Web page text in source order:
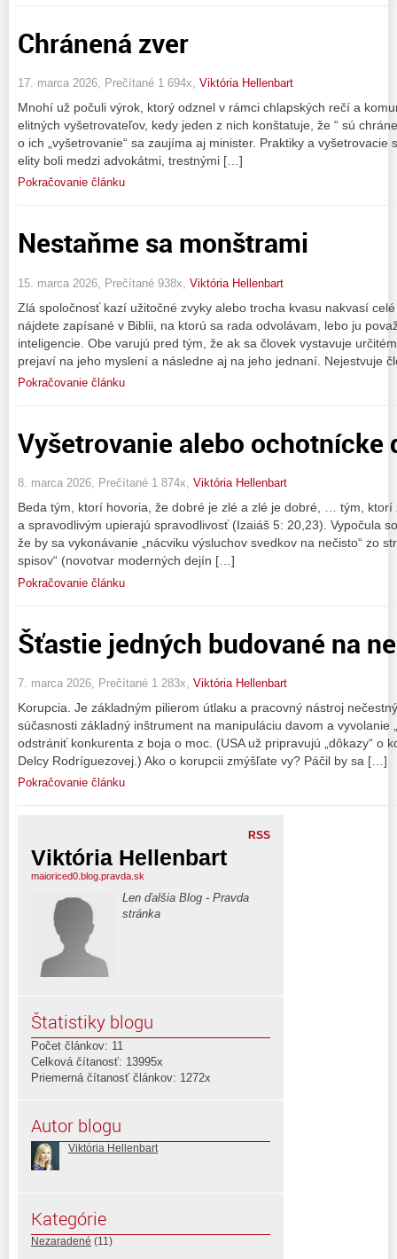
Chránená zver
17. marca 2026, Prečítané 1 694x, Viktória Hellenbart
Mnohí už počuli výrok, ktorý odznel v rámci chlapských rečí a
elitných vyšetrovateľov, kedy jeden z nich konštatuje, že “ sú
o ich „vyšetrovanie“ sa zaujíma aj minister. Praktiky a vyšetrovacie
elity boli medzi advokátmi, trestnými […]
Pokračovanie článku
Nestaňme sa monštrami
15. marca 2026, Prečítané 938x, Viktória Hellenbart
Zlá spoločnosť kazí užitočné zvyky alebo trocha kvasu nakvasí
nájdete zapísané v Biblii, na ktorú sa rada odvolávam, lebo ju
inteligencie. Obe varujú pred tým, že ak sa človek vystavuje
prejaví na jeho myslení a následne aj na jeho jednaní. Nejestvuje
Pokračovanie článku
Vyšetrovanie alebo ochotnícke
8. marca 2026, Prečítané 1 874x, Viktória Hellenbart
Beda tým, ktorí hovoria, že dobré je zlé a zlé je dobré, … tým, ktorí
a spravodlivým upierajú spravodlivosť (Izaiáš 5: 20,23). Vypočula
že by sa vykonávanie „nácviku výsluchov svedkov na nečisto“ zo
spisov“ (novotvar moderných dejín […]
Pokračovanie článku
Šťastie jedných budované na
7. marca 2026, Prečítané 1 283x, Viktória Hellenbart
Korupcia. Je základným pilierom útlaku a pracovný nástroj
súčasnosti základný inštrument na manipuláciu davom a vyvolanie
odstrániť konkurenta z boja o moc. (USA už pripravujú „dôkazy“ o
Delcy Rodríguezovej.) Ako o korupcii zmýšľate vy? Páčil by sa […]
Pokračovanie článku
RSS
Viktória Hellenbart
maioriced0.blog.pravda.sk
Len ďalšia Blog - Pravda
stránka
Štatistiky blogu
Počet článkov: 11
Celková čítanosť: 13995x
Priemerná čítanosť článkov: 1272x
Autor blogu
Viktória Hellenbart
Kategórie
Nezaradené (11)